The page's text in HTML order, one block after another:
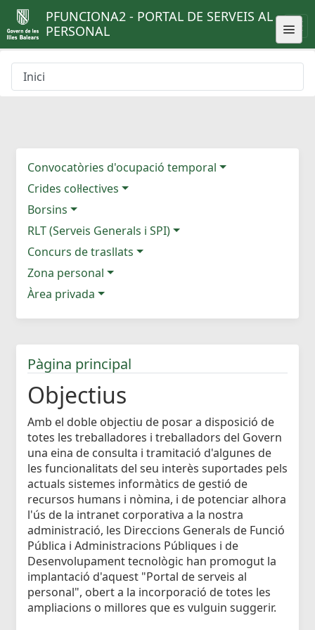
PFUNCIONA2 - PORTAL DE SERVEIS AL
PERSONAL
Inici
Convocatòries d'ocupació temporal
Crides col·lectives
Borsins
RLT (Serveis Generals i SPI)
Concurs de trasllats
Zona personal
Àrea privada
Pàgina principal
Objectius
Amb el doble objectiu de posar a disposició de
totes les treballadores i treballadors del Govern
una eina de consulta i tramitació d'algunes de
les funcionalitats del seu interès suportades pels
actuals sistemes informàtics de gestió de
recursos humans i nòmina, i de potenciar alhora
l'ús de la intranet corporativa a la nostra
administració, les Direccions Generals de Funció
Pública i Administracions Públiques i de
Desenvolupament tecnològic han promogut la
implantació d'aquest "Portal de serveis al
personal", obert a la incorporació de totes les
ampliacions o millores que es vulguin suggerir.